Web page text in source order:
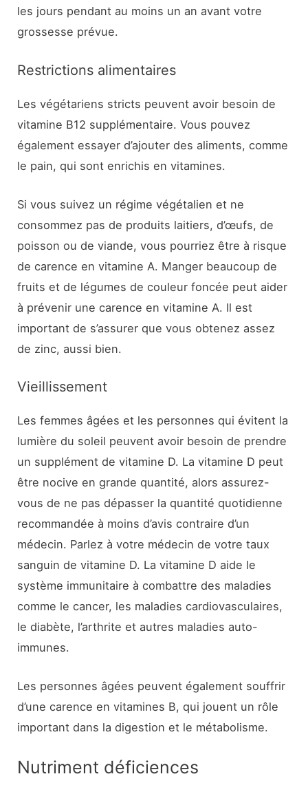
les jours pendant au moins un an avant votre
grossesse prévue.
Restrictions alimentaires
Les végétariens stricts peuvent avoir besoin de
vitamine B12 supplémentaire. Vous pouvez
également essayer d’ajouter des aliments, comme
le pain, qui sont enrichis en vitamines.
Si vous suivez un régime végétalien et ne
consommez pas de produits laitiers, d’œufs, de
poisson ou de viande, vous pourriez être à risque
de carence en vitamine A. Manger beaucoup de
fruits et de légumes de couleur foncée peut aider
à prévenir une carence en vitamine A. Il est
important de s’assurer que vous obtenez assez
de zinc, aussi bien.
Vieillissement
Les femmes âgées et les personnes qui évitent la
lumière du soleil peuvent avoir besoin de prendre
un supplément de vitamine D. La vitamine D peut
être nocive en grande quantité, alors assurez-
vous de ne pas dépasser la quantité quotidienne
recommandée à moins d’avis contraire d’un
médecin. Parlez à votre médecin de votre taux
sanguin de vitamine D. La vitamine D aide le
système immunitaire à combattre des maladies
comme le cancer, les maladies cardiovasculaires,
le diabète, l’arthrite et autres maladies auto-
immunes.
Les personnes âgées peuvent également souffrir
d’une carence en vitamines B, qui jouent un rôle
important dans la digestion et le métabolisme.
Nutriment déficiences